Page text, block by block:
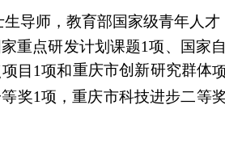
生导师，教育部国家级青年人
重点研发计划课题1项、国家
目1项和重庆市创新研究群体
奖1项，重庆市科技进步二等